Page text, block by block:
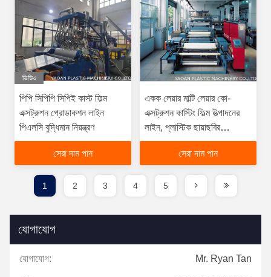
ভিডিও
পিপি সিপিপি সিপিই কাস্ট ফিল্ম
এক্সট্রুশন প্রোডাকশন লাইন
পিএলসি বুদ্ধিমান নিয়ন্ত্রণ
সেরা দাম পান
একক লেয়ার মাল্টি লেয়ার কো-
এক্সট্রুশন কাস্টিং ফিল্ম উত্পাদনের
লাইন, প্লাস্টিক ছায়াছবির
Extruder মেশিন
সেরা দাম পান
1 2 3 4 5
যোগাযোগ
যোগাযোগ: Mr. Ryan Tan